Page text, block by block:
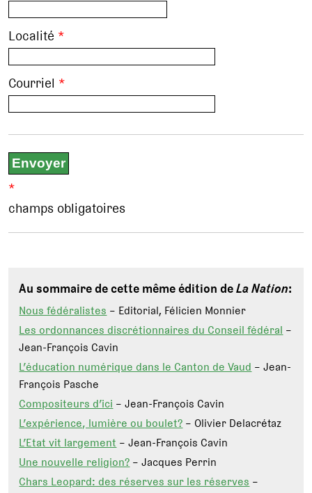
Localité *
Courriel *
*
champs obligatoires
Au sommaire de cette même édition deLa Nation:
Nous fédéralistes– Editorial, Félicien Monnier
Les ordonnances discrétionnaires du Conseil fédéral–
Jean-François Cavin
L’éducation numérique dans le Canton de Vaud– Jean-
François Pasche
Compositeurs d’ici– Jean-François Cavin
L’expérience, lumière ou boulet?– Olivier Delacrétaz
L’Etat vit largement– Jean-François Cavin
Une nouvelle religion?– Jacques Perrin
Chars Leopard: des réserves sur les réserves–